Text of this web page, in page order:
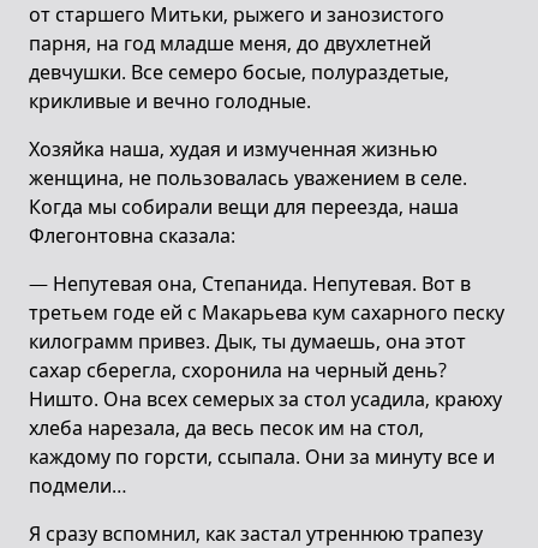
от старшего Митьки, рыжего и занозистого
парня, на год младше меня, до двухлетней
девчушки. Все семеро босые, полураздетые,
крикливые и вечно голодные.
Хозяйка наша, худая и измученная жизнью
женщина, не пользовалась уважением в селе.
Когда мы собирали вещи для переезда, наша
Флегонтовна сказала:
— Непутевая она, Степанида. Непутевая. Вот в
третьем годе ей с Макарьева кум сахарного песку
килограмм привез. Дык, ты думаешь, она этот
сахар сберегла, схоронила на черный день?
Ништо. Она всех семерых за стол усадила, краюху
хлеба нарезала, да весь песок им на стол,
каждому по горсти, ссыпала. Они за минуту все и
подмели…
Я сразу вспомнил, как застал утреннюю трапезу